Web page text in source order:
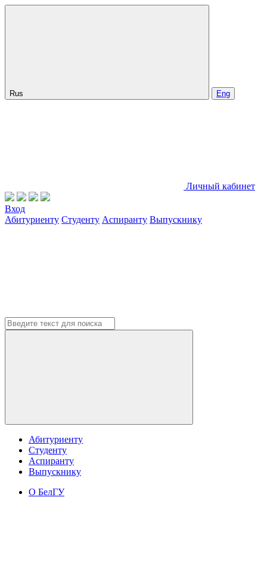
Rus Eng
Личный кабинет
Вход
Абитуриенту Студенту Аспиранту Выпускнику
Абитуриенту
Студенту
Аспиранту
Выпускнику
О БелГУ